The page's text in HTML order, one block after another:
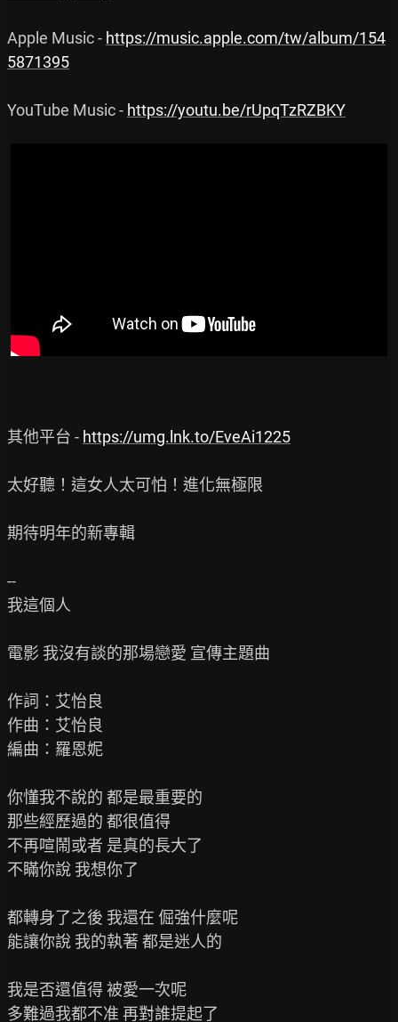
Apple Music - https://music.apple.com/tw/album/154
5871395
YouTube Music - https://youtu.be/rUpqTzRZBKY
其他平台 - https://umg.lnk.to/EveAi1225
太好聽！這女人太可怕！進化無極限
期待明年的新專輯
--
我這個人
電影 我沒有談的那場戀愛 宣傳主題曲
作詞：艾怡良
作曲：艾怡良
編曲：羅恩妮
你懂我不說的 都是最重要的
那些經歷過的 都很值得
不再喧鬧或者 是真的長大了
不瞞你說 我想你了
都轉身了之後 我還在 倔強什麼呢
能讓你說 我的執著 都是迷人的
我是否還值得 被愛一次呢
多難過我都不准 再對誰提起了